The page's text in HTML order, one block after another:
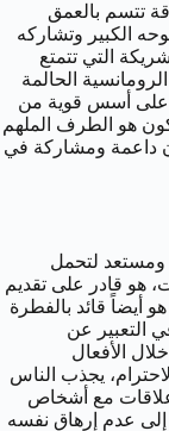
فبراير عن علاقة تتسم بالعمق
الكبير وتشاركه
22). هو يقدر الشريكة التي تتمتع
الحالمة
على أسس قوية من
هو الطرف الملهم
داعمة ومشاركة في
ومستعد لتحمل
هو قادر على تقديم
وفهم عميقين، ولكن كصاحب الرقم 22، هو أيضاً قائد بالفطرة
التعبير عن
الأفعال
يجذب الناس
علاقات مع أشخاص
إلى عدم إرهاق نفسه